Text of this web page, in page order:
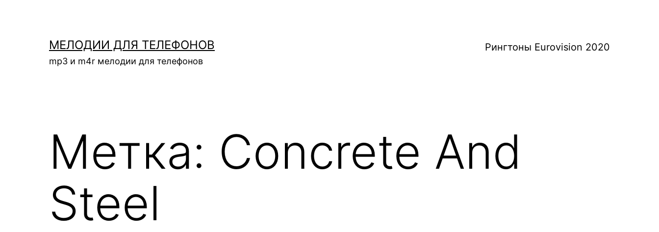
содержимомуМЕЛОДИИ ДЛЯ ТЕЛЕФОНОВ
mp3 и m4r мелодии для телефонов
Рингтоны Eurovision 2020
Метка: Concrete And
Steel